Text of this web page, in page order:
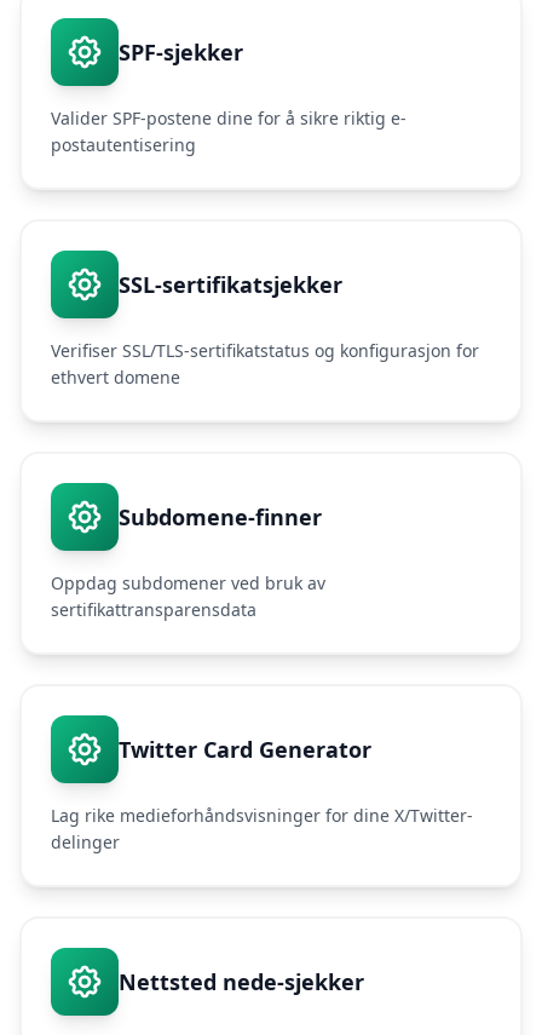
SPF-sjekker
Valider SPF-postene dine for å sikre riktig e-
postautentisering
SSL-sertifikatsjekker
Verifiser SSL/TLS-sertifikatstatus og konfigurasjon for
ethvert domene
Subdomene-finner
Oppdag subdomener ved bruk av
sertifikattransparensdata
Twitter Card Generator
Lag rike medieforhåndsvisninger for dine X/Twitter-
delinger
Nettsted nede-sjekker